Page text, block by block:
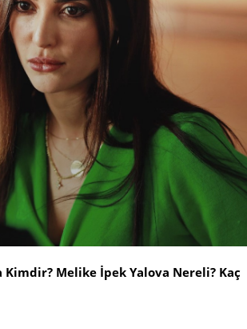
Kimdir? Melike İpek Yalova Nereli? Kaç